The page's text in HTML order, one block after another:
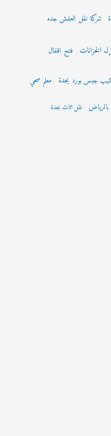
شركة نقل العفش جده
الخزانات فتح اقفال
جبس بورد بجدة معلم صحي
نقل اثاث بجدة